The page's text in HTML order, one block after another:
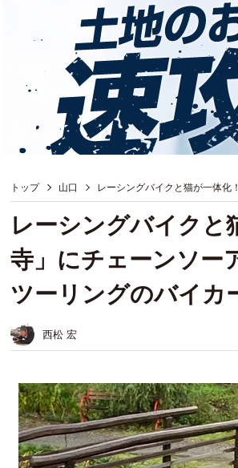
トップ 山口 レーシングバイクと猫が一体
レーシングバイクと
寺」にチェーンソー
ツーリングのバイカ
西松 宏